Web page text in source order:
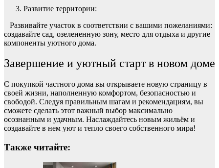
Развитие территории:
Развивайте участок в соответствии с вашими пожеланиями:
создавайте сад, озелененную зону, место для отдыха и другие
компоненты уютного дома.
Завершение и уютный старт в новом доме
С покупкой частного дома вы открываете новую страницу в
своей жизни, наполненную комфортом, безопасностью и
свободой. Следуя правильным шагам и рекомендациям, вы
сможете сделать этот важный выбор максимально
осознанным и удачным. Наслаждайтесь новым жильём и
создавайте в нем уют и тепло своего собственного мира!
Также читайте: